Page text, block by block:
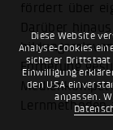
Diese Website
Analyse-Cookies
sicherer Drittstaat
Einwilligung
den USA
anpassen.
fördert über
Darüber
Förderung
Lernmethoden